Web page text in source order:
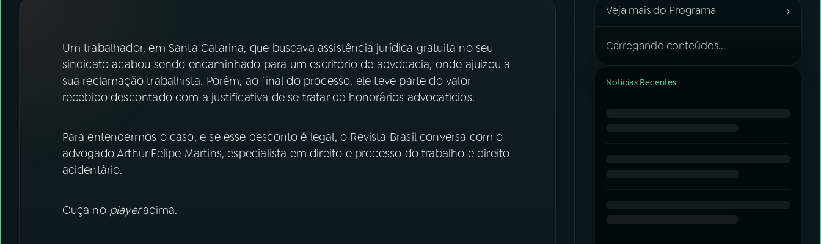
FESTIVAL DE MÚSICA
ACOMPANHE A RÁDIO NACIONAL
Instagram X
Um trabalhador, em Santa Catarina, que buscava assistência jurídica gratuita no seu
sindicato acabou sendo encaminhado para um escritório de advocacia, onde ajuizou a
sua reclamação trabalhista. Porém, ao final do processo, ele teve parte do valor
recebido descontado com a justificativa de se tratar de honorários advocatícios.
Para entendermos o caso, e se esse desconto é legal, o Revista Brasil conversa com o
advogado Arthur Felipe Martins, especialista em direito e processo do trabalho e direito
acidentário.
Ouça no playeracima.
Veja mais do Programa ›
Carregando conteúdos...
Notícias Recentes